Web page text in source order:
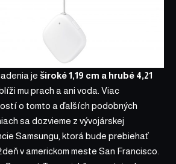
je široké 1,19 cm a hrubé 4,21
mu prach a ani voda. Viac
o tomto a ďalších podobných
sa dozvieme z vývojárskej
Samsungu, ktorá bude prebiehať
v americkom meste San Francisco.